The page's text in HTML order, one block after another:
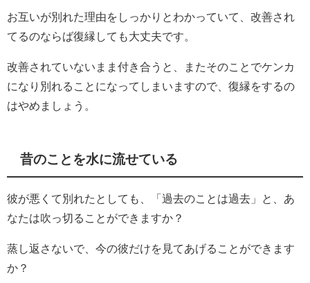
お互いが別れた理由をしっかりとわかっていて、改善され
てるのならば復縁しても大丈夫です。
改善されていないまま付き合うと、またそのことでケンカ
になり別れることになってしまいますので、復縁をするの
はやめましょう。
昔のことを水に流せている
彼が悪くて別れたとしても、「過去のことは過去」と、あ
なたは吹っ切ることができますか？
蒸し返さないで、今の彼だけを見てあげることができます
か？